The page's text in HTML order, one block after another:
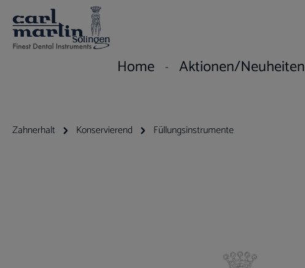
Hauptinhalt springen
Zur Hauptnavigation springen
Home Aktionen/Neuheiten
Zahnerhalt Konservierend Füllungsinstrumente